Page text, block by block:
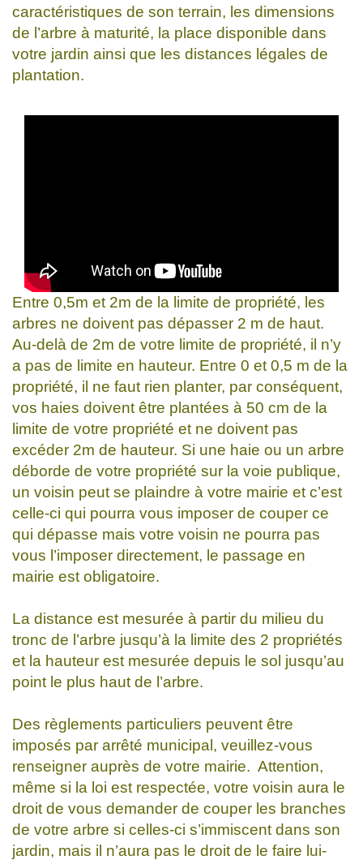
caractéristiques de son terrain, les dimensions
de l’arbre à maturité, la place disponible dans
votre jardin ainsi que les distances légales de
plantation.
Entre 0,5m et 2m de la limite de propriété, les
arbres ne doivent pas dépasser 2 m de haut.
Au-delà de 2m de votre limite de propriété, il n’y
a pas de limite en hauteur. Entre 0 et 0,5 m de la
propriété, il ne faut rien planter, par conséquent,
vos haies doivent être plantées à 50 cm de la
limite de votre propriété et ne doivent pas
excéder 2m de hauteur. Si une haie ou un arbre
déborde de votre propriété sur la voie publique,
un voisin peut se plaindre à votre mairie et c’est
celle-ci qui pourra vous imposer de couper ce
qui dépasse mais votre voisin ne pourra pas
vous l’imposer directement, le passage en
mairie est obligatoire.
La distance est mesurée à partir du milieu du
tronc de l’arbre jusqu’à la limite des 2 propriétés
et la hauteur est mesurée depuis le sol jusqu’au
point le plus haut de l’arbre.
Des règlements particuliers peuvent être
imposés par arrêté municipal, veuillez-vous
renseigner auprès de votre mairie. Attention,
même si la loi est respectée, votre voisin aura le
droit de vous demander de couper les branches
de votre arbre si celles-ci s’immiscent dans son
jardin, mais il n’aura pas le droit de le faire lui-